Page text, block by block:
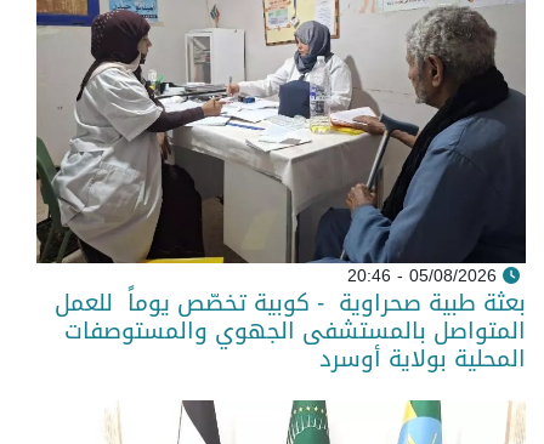
05/08/2026 - 20:46
بعثة طبية صحراوية - كوبية تخصّص يوماً للعمل
المتواصل بالمستشفى الجهوي والمستوصفات
المحلية بولاية أوسرد